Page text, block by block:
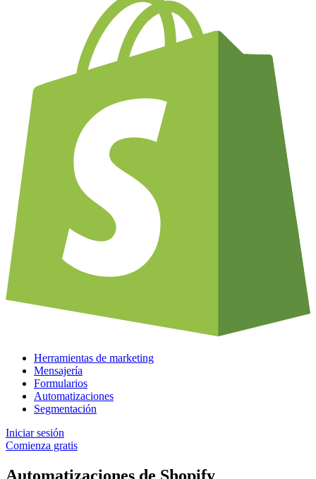
Herramientas de marketing
Mensajería
Formularios
Automatizaciones
Segmentación
Iniciar sesión
Comienza gratis